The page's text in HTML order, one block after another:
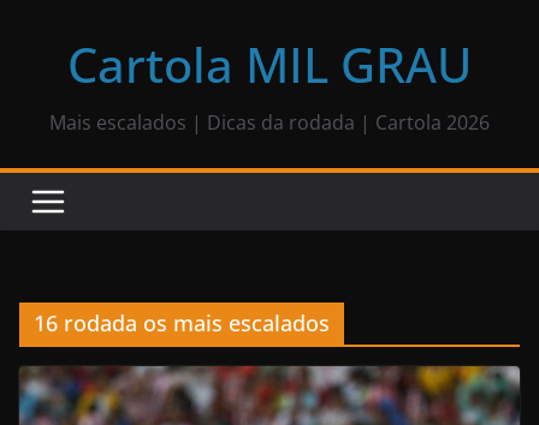
Cartola MIL GRAU
Mais escalados | Dicas da rodada | Cartola 2026
16 rodada os mais escalados